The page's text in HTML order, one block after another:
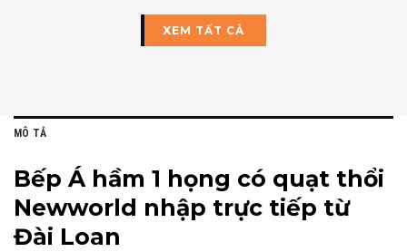
XEM TẤT CẢ
MÔ TẢ
Bếp Á hầm 1 họng có quạt thổi
Newworld nhập trực tiếp từ
Đài Loan